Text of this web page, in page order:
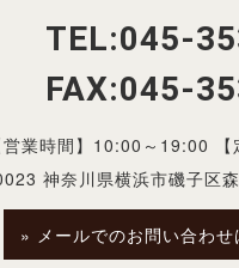
TEL:045-
FAX:045-
営業時間】10:00～19:00
神奈川県横浜市磯子区
» メールでのお問い合わせ